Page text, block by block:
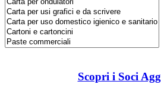
Scopri i Soci